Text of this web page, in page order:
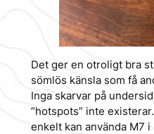
Det ger en otroligt bra
sömlös känsla som få
Inga skarvar på
”hotspots” inte
enkelt kan använda M7